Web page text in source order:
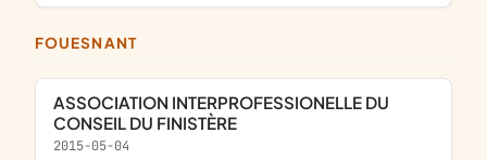
FOUESNANT
ASSOCIATION INTERPROFESSIONELLE DU
CONSEIL DU FINISTÈRE
2015-05-04